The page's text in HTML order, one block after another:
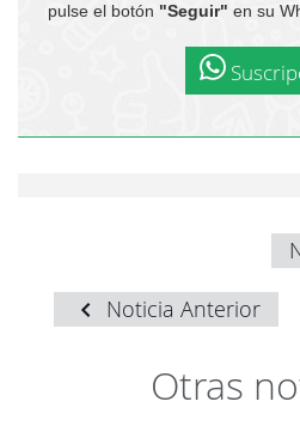
pulse el botón "Seguir" en su
Noticia Anterior
Otras